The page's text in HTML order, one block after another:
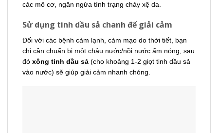
các mô cơ, ngăn ngừa tình trạng chảy xệ da.
Sử dụng tinh dầu sả chanh để giải cảm
Đối với các bệnh cảm lạnh, cảm mạo do thời tiết, bạn
chỉ cần chuẩn bị một chậu nước/nồi nước ấm nóng, sau
đó xông tinh dầu sả (cho khoảng 1-2 giọt tinh dầu sả
vào nước) sẽ giúp giải cảm nhanh chóng.